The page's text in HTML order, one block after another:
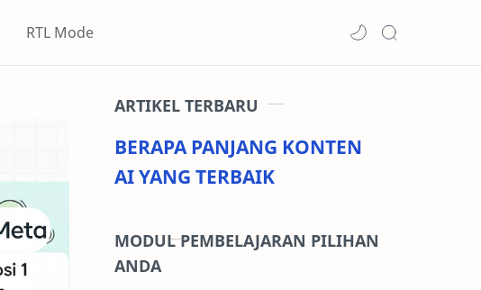
RTL Mode
ARTIKEL TERBARU
BERAPA PANJANG KONTEN
AI YANG TERBAIK
MODUL PEMBELAJARAN PILIHAN
ANDA